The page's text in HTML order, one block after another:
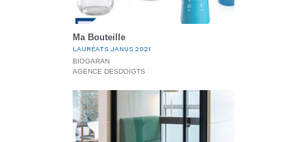
Ma Bouteille
LAURÉATS JANUS 2021
BIOGARAN
AGENCE DESDOIGTS